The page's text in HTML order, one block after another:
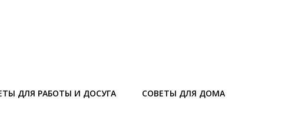
ДЛЯ РАБОТЫ И ДОСУГА СОВЕТЫ ДЛЯ ДОМА